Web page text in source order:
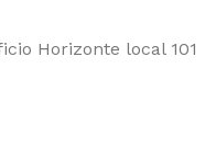
Horizonte local 101